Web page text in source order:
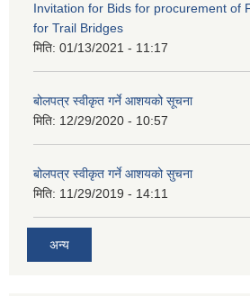
Invitation for Bids for procurement of
for Trail Bridges
मिति: 01/13/2021 - 11:17
बोलपत्र स्वीकृत गर्ने आशयको सूचना
मिति: 12/29/2020 - 10:57
बोलपत्र स्वीकृत गर्ने आशयको सुचना
मिति: 11/29/2019 - 14:11
अन्य